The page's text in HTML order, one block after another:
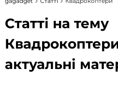
Статті на тему
актуальні